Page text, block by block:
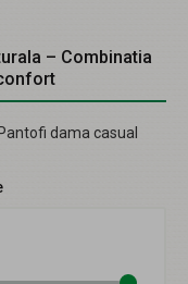
– Combinatia
Pantofi dama casual